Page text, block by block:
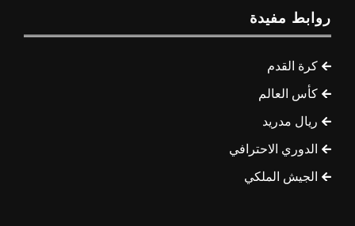
روابط مفيدة
كرة القدم
كأس العالم
ريال مدريد
الدوري الاحترافي
الجيش الملكي